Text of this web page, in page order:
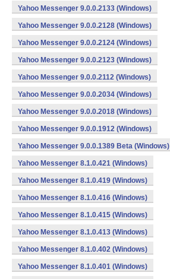
Yahoo Messenger 9.0.0.2133 (Windows)
Yahoo Messenger 9.0.0.2128 (Windows)
Yahoo Messenger 9.0.0.2124 (Windows)
Yahoo Messenger 9.0.0.2123 (Windows)
Yahoo Messenger 9.0.0.2112 (Windows)
Yahoo Messenger 9.0.0.2034 (Windows)
Yahoo Messenger 9.0.0.2018 (Windows)
Yahoo Messenger 9.0.0.1912 (Windows)
Yahoo Messenger 9.0.0.1389 Beta (Windows)
Yahoo Messenger 8.1.0.421 (Windows)
Yahoo Messenger 8.1.0.419 (Windows)
Yahoo Messenger 8.1.0.416 (Windows)
Yahoo Messenger 8.1.0.415 (Windows)
Yahoo Messenger 8.1.0.413 (Windows)
Yahoo Messenger 8.1.0.402 (Windows)
Yahoo Messenger 8.1.0.401 (Windows)